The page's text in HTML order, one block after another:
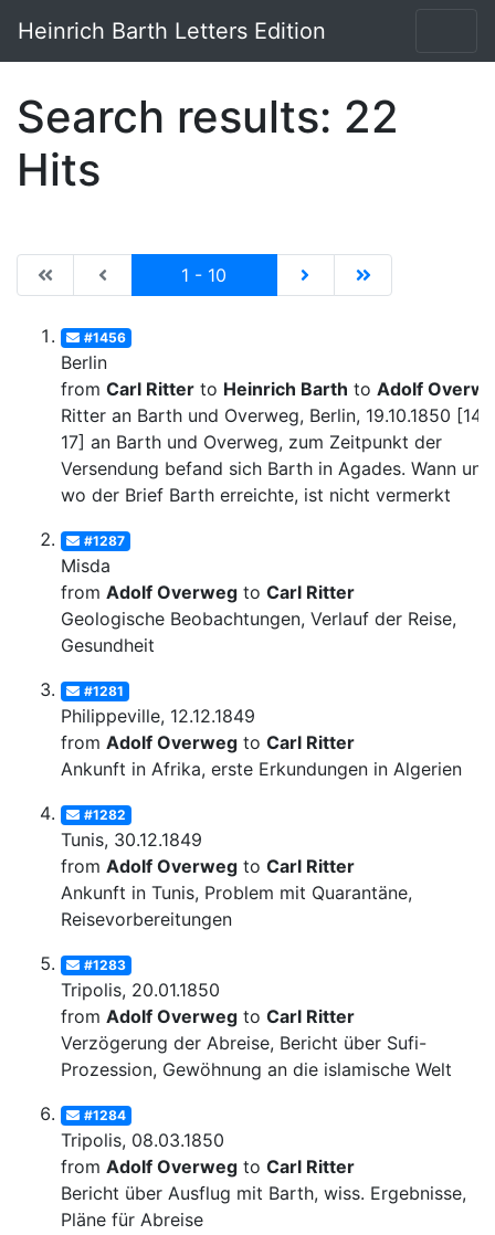
Heinrich Barth Letters Edition
Search results: 22
Hits
|de:Erste Seite|en:First results page|
|de:Vorhergehende Seite|en:Previous results
1 - 10 |de:Nächste
|de:Letzte
#1456
Berlin
from Carl Ritter to Heinrich Barth to Adolf
Ritter an Barth und Overweg, Berlin, 19.10.1850 [14-
17] an Barth und Overweg, zum Zeitpunkt der
Versendung befand sich Barth in Agades. Wann und
wo der Brief Barth erreichte, ist nicht vermerkt
#1287
Misda
from Adolf Overweg to Carl Ritter
Geologische Beobachtungen, Verlauf der Reise,
Gesundheit
#1281
Philippeville, 12.12.1849
from Adolf Overweg to Carl Ritter
Ankunft in Afrika, erste Erkundungen in Algerien
#1282
Tunis, 30.12.1849
from Adolf Overweg to Carl Ritter
Ankunft in Tunis, Problem mit Quarantäne,
Reisevorbereitungen
#1283
Tripolis, 20.01.1850
from Adolf Overweg to Carl Ritter
Verzögerung der Abreise, Bericht über Sufi-
Prozession, Gewöhnung an die islamische Welt
#1284
Tripolis, 08.03.1850
from Adolf Overweg to Carl Ritter
Bericht über Ausflug mit Barth, wiss. Ergebnisse,
Pläne für Abreise